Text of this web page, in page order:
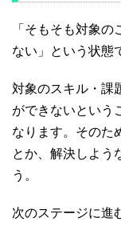
「そもそも対象
ない」という状態
対象のスキル・課
ができないという
なります。そのた
とか、解決しよう
う。
次のステージに進